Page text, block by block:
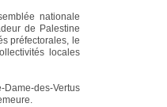
nationale
de Palestine
préfectorales, le
locales
des-Vertus